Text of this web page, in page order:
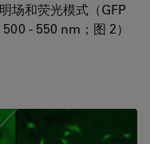
场和荧光模式（GFP
- 550 nm；图 2）